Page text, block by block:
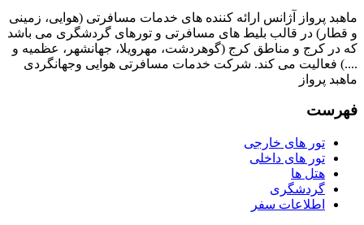
ماهبد پرواز آژانس ارائه کننده های خدمات مسافرتی (هوایی، زمینی
و قطار) در قالب بلیط های مسافرتی و تورهای گردشگری می باشد
که در کرج و مناطق کرج (گوهردشت، مهرویلا، جهانشهر، عظمیه و
....) فعالیت می کند. شرکت خدمات مسافرتی هوایی وجهانگردی
ماهبد پرواز
فهرست
تور های خارجی
تور های داخلی
هتل ها
گردشگری
اطلاعات سفر